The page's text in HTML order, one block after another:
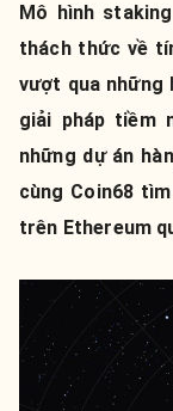
Mô hình
thách thức về
vượt qua những
giải pháp tiềm
những dự án
cùng Coin68
trên Ethereum